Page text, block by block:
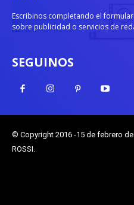
Escribinos completando el
sobre publicidad o servicios de
SEGUINOS
© Copyright 2016 -15 de febrero de
ROSSI.